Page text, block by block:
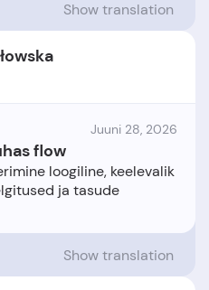
Show translation
Juuni 28, 2026
flow
loogiline, keelevalik
ja tasude
Show translation